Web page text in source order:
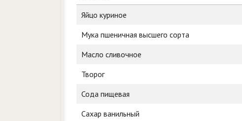
Яйцо куриное
Мука пшеничная высшего сорта
Масло сливочное
Творог
Сода пищевая
Сахар ванильный